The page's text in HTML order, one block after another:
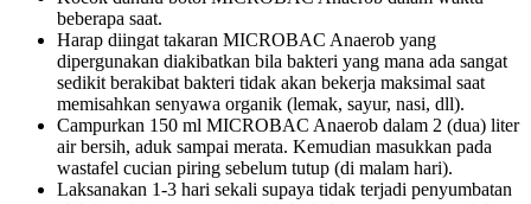
beberapa saat.
Harap diingat takaran MICROBAC Anaerob yang
dipergunakan diakibatkan bila bakteri yang mana ada sangat
sedikit berakibat bakteri tidak akan bekerja maksimal saat
memisahkan senyawa organik (lemak, sayur, nasi, dll).
Campurkan 150 ml MICROBAC Anaerob dalam 2 (dua) liter
air bersih, aduk sampai merata. Kemudian masukkan pada
wastafel cucian piring sebelum tutup (di malam hari).
Laksanakan 1-3 hari sekali supaya tidak terjadi penyumbatan